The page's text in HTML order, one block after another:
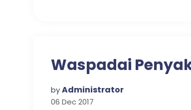
Waspadai
byAdministrator
06 Dec 2017